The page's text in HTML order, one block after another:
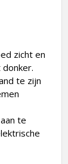
zicht en
te zijn
te